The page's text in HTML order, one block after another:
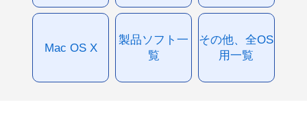
Mac OS X
製品ソフト一
覧
その他、全OS
用一覧